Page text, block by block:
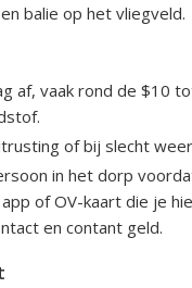
balie op het vliegveld.
af, vaak rond de $10
of bij slecht
in het dorp
of OV-kaart die je
en contant geld.